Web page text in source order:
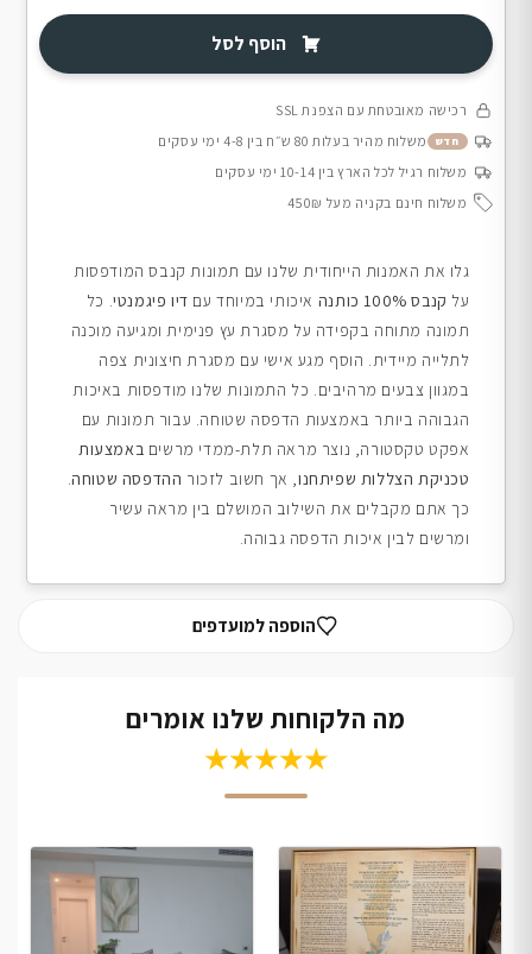
הוסף לסל
רכישה מאובטחת עם הצפנת SSL
חדש
משלוח מהיר בעלות 80 ש״ח בין 4-8 ימי עסקים
משלוח רגיל לכל הארץ בין 10-14 ימי עסקים
משלוח חינם בקניה מעל 450₪
גלו את האמנות הייחודית שלנו עם תמונות קנבס המודפסות
על קנבס 100% כותנה איכותי במיוחד עם דיו פיגמנטי. כל
תמונה מתוחה בקפידה על מסגרת עץ פנימית ומגיעה מוכנה
לתלייה מיידית. הוסף מגע אישי עם מסגרת חיצונית צפה
במגוון צבעים מרהיבים. כל התמונות שלנו מודפסות באיכות
הגבוהה ביותר באמצעות הדפסה שטוחה. עבור תמונות עם
אפקט טקסטורה, נוצר מראה תלת-ממדי מרשים באמצעות
טכניקת הצללות שפיתחנו, אך חשוב לזכור ההדפסה שטוחה.
כך אתם מקבלים את השילוב המושלם בין מראה עשיר
ומרשים לבין איכות הדפסה גבוהה.
הוספה למועדפים
מה הלקוחות שלנו אומרים
★★★★★